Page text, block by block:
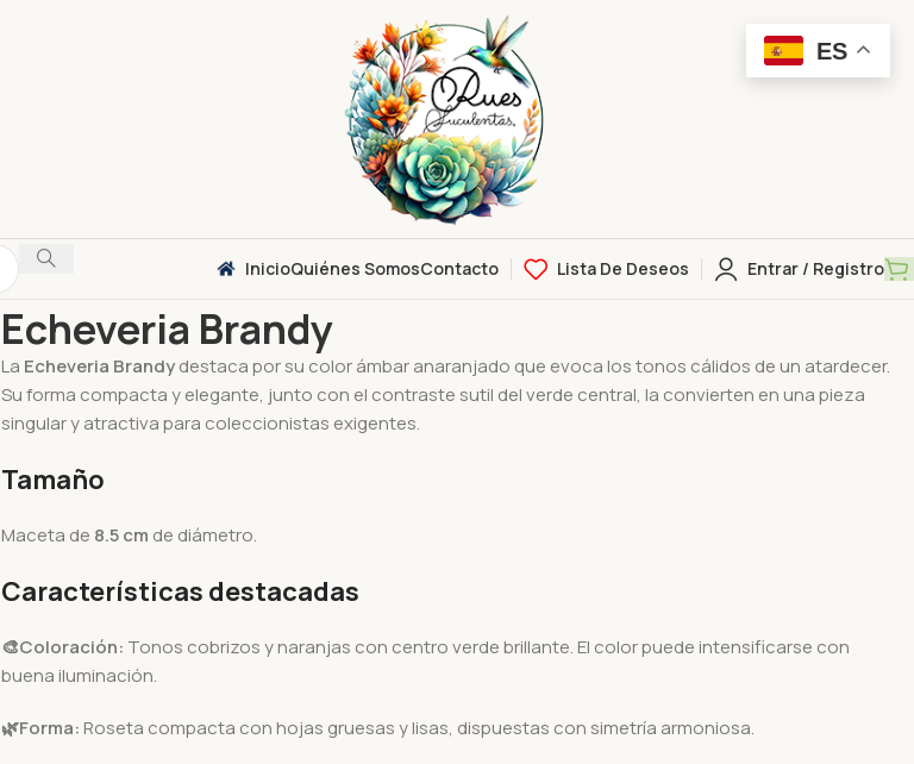
InicioQuiénes SomosContacto Lista De Deseos Entrar / Registro
Inicio
Echeveria Brandy
La Echeveria Brandydestaca por su color ámbar anaranjado que evoca los tonos cálidos de un atardecer.
Su forma compacta y elegante, junto con el contraste sutil del verde central, la convierten en una pieza
singular y atractiva para coleccionistas exigentes.
Tamaño
Maceta de 8.5 cm de diámetro.
Características destacadas
🎨Coloración: Tonos cobrizos y naranjas con centro verde brillante. El color puede intensificarse con
buena iluminación.
🌿Forma: Roseta compacta con hojas gruesas y lisas, dispuestas con simetría armoniosa.
ES